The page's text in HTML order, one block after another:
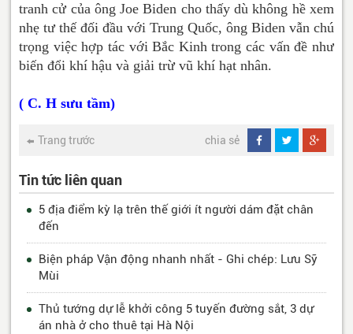
tranh cử của ông Joe Biden cho thấy dù không hề xem
nhẹ tư thế đối đầu với Trung Quốc, ông Biden vẫn chú
trọng việc hợp tác với Bắc Kinh trong các vấn đề như
biến đổi khí hậu và giải trừ vũ khí hạt nhân.
( C. H sưu tầm)
Trang trước chia sẻ
Tin tức liên quan
5 địa điểm kỳ lạ trên thế giới ít người dám đặt chân
đến
Biện pháp Vận động nhanh nhất - Ghi chép: Lưu Sỹ
Mùi
Thủ tướng dự lễ khởi công 5 tuyến đường sắt, 3 dự
án nhà ở cho thuê tại Hà Nội